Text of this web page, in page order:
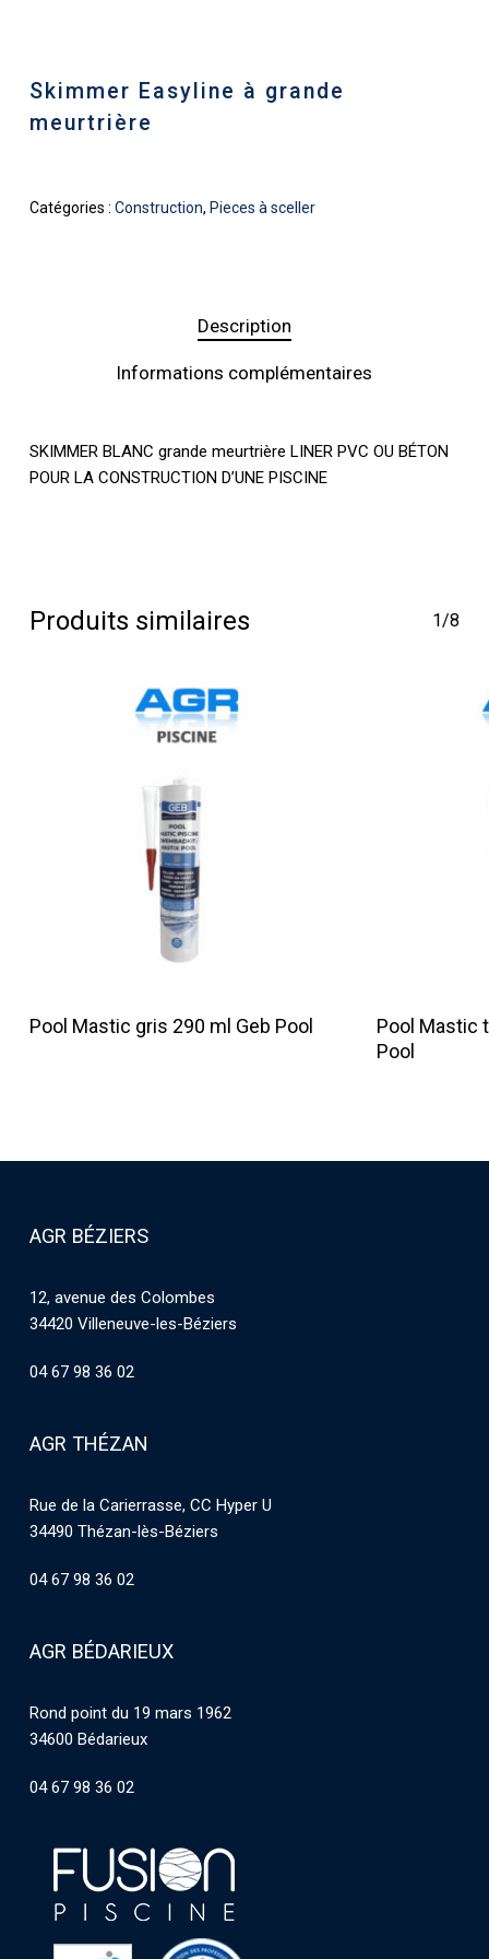
Skimmer Easyline à grande
meurtrière
Catégories : Construction, Pieces à sceller
Description
Informations complémentaires
SKIMMER BLANC grande meurtrière LINER PVC OU BÉTON
POUR LA CONSTRUCTION D’UNE PISCINE
Produits similaires 1/8
Lire La Suite
Pool Mastic gris 290 ml Geb Pool
Pool Mastic
Pool
AGR BÉZIERS
12, avenue des Colombes
34420 Villeneuve-les-Béziers
04 67 98 36 02
AGR THÉZAN
Rue de la Carierrasse, CC Hyper U
34490 Thézan-lès-Béziers
04 67 98 36 02
AGR BÉDARIEUX
Rond point du 19 mars 1962
34600 Bédarieux
04 67 98 36 02